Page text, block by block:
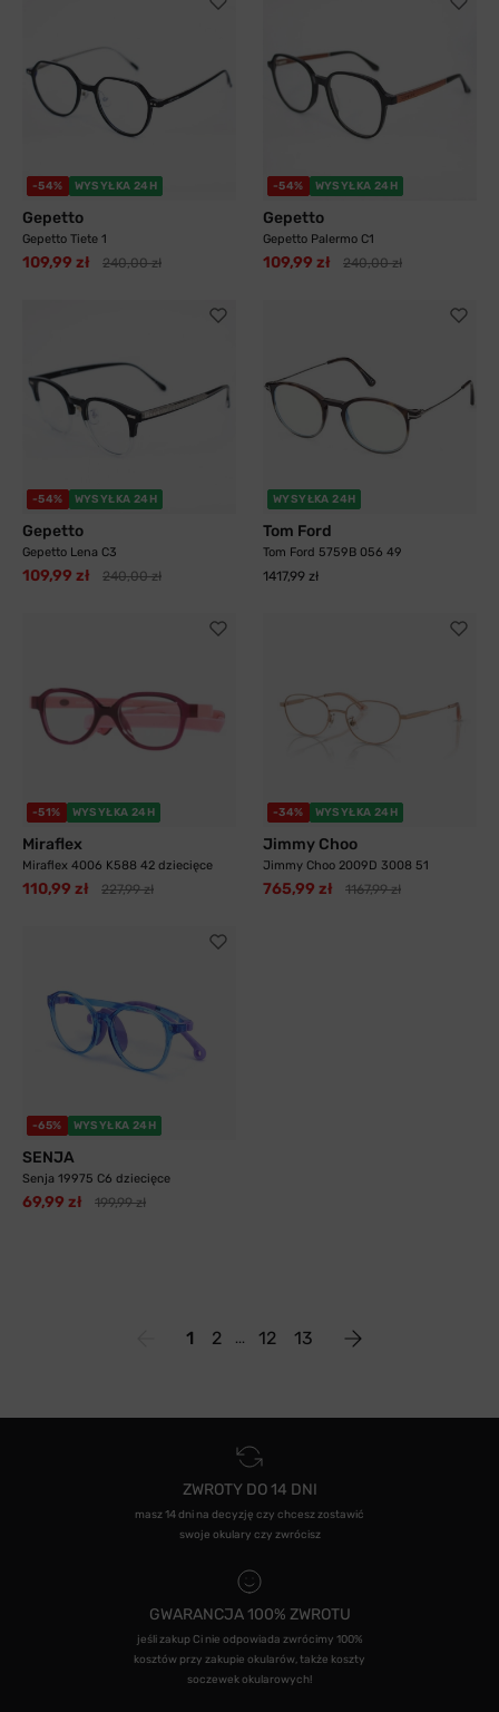
-54% WYSYŁKA 24H
Gepetto
Gepetto Tiete 1
109,99 zł 240,00 zł
-54% WYSYŁKA 24H
Gepetto
Gepetto Palermo C1
109,99 zł 240,00 zł
-54% WYSYŁKA 24H
Gepetto
Gepetto Lena C3
109,99 zł 240,00 zł
WYSYŁKA 24H
Tom Ford
Tom Ford 5759B 056 49
1417,99 zł
-51% WYSYŁKA 24H
Miraflex
Miraflex 4006 K588 42 dziecięce
110,99 zł 227,99 zł
-34% WYSYŁKA 24H
Jimmy Choo
Jimmy Choo 2009D 3008 51
765,99 zł 1167,99 zł
-65% WYSYŁKA 24H
SENJA
Senja 19975 C6 dziecięce
69,99 zł 199,99 zł
1 2 12 13
ZWROTY DO 14 DNI
masz 14 dni na decyzję czy chcesz zostawić
swoje okulary czy zwrócisz
GWARANCJA 100% ZWROTU
jeśli zakup Ci nie odpowiada zwrócimy 100%
kosztów przy zakupie okularów, także koszty
soczewek okularowych!